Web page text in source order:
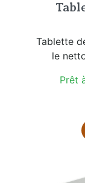
Tablette
le
Prêt